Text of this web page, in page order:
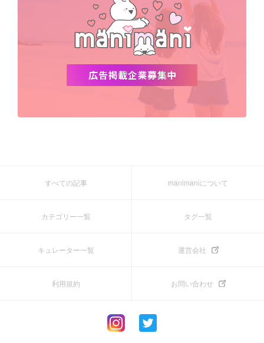
すべての記事 manimaniについて
カテゴリー一覧 タグ一覧
キュレーター一覧 運営会社
利用規約 お問い合わせ